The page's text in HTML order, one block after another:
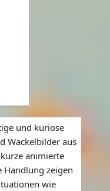
und kuriose
Wackelbilder aus
animierte
Handlung zeigen
wie